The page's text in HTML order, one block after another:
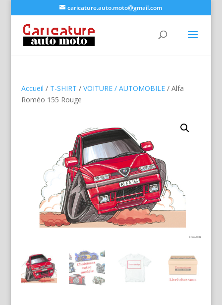
caricature.auto.moto@gmail.com
Accueil / T-SHIRT / VOITURE / AUTOMOBILE/ Alfa
Roméo 155 Rouge